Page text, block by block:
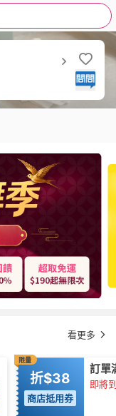
看更多
限量
折$38
商店抵用券
訂單
即將